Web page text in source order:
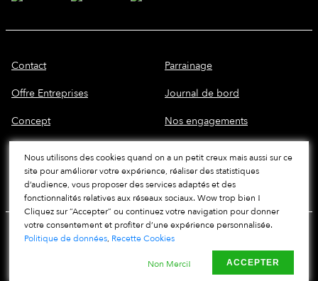
Contact
Offre Entreprises
Concept
Conditions Générales
Parrainage
Journal de bord
Nos engagements
Mentions légales
Nous utilisons des cookies quand on a un petit creux mais aussi sur ce
site pour améliorer votre expérience, réaliser des statistiques
d’audience, vous proposer des services adaptés et des
fonctionnalités relatives aux réseaux sociaux. Wow trop bien !
Cliquez sur “Accepter” ou continuez votre navigation pour donner
votre consentement et profiter d’une expérience personnalisée.
Politique de données, Recette Cookies
ACCEPTER
Non Merci!